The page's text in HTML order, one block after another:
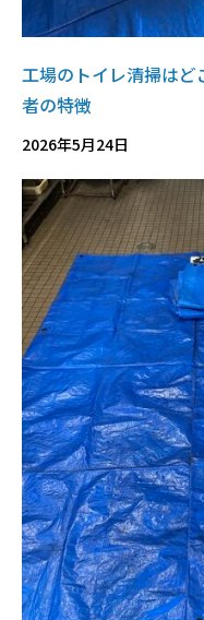
工場のトイレ清掃は
者の特徴
2026年5月24日